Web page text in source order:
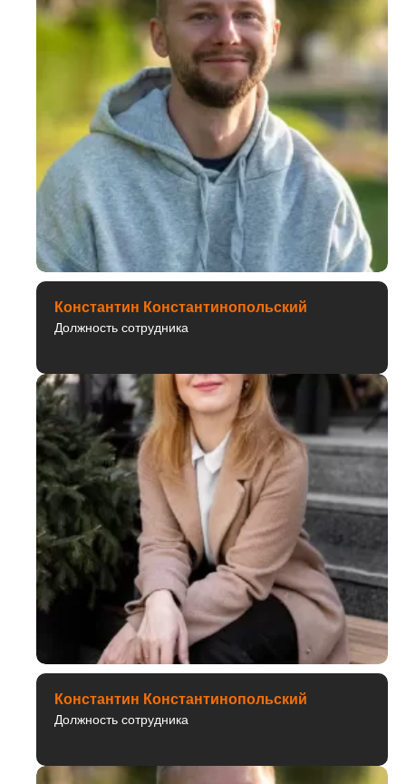
Константин Константинопольский
Должность сотрудника
Константин Константинопольский
Должность сотрудника